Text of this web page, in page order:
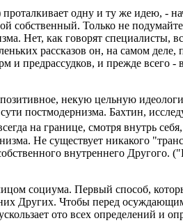
одну и ту же идею, -
Только не
Нет, как говорят специалисты,
рассказов он, на самом
и предрассудков, и прежде всего
некую цельную
постмодернизма. Бахтин,
на границе, смотря внутрь
Не существует никакого
внутреннего Другого.
социума. Первый способ,
Других. Чтобы перед
ото всех определений и